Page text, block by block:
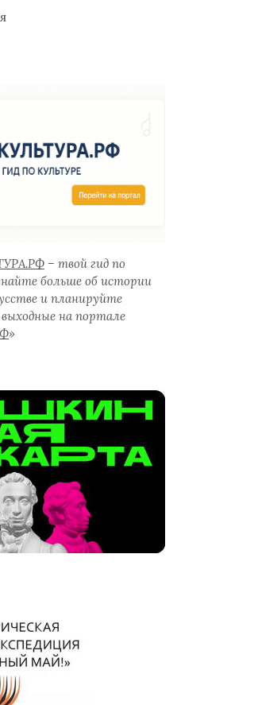
– твой гид по
больше об истории
и планируйте
на портале
»